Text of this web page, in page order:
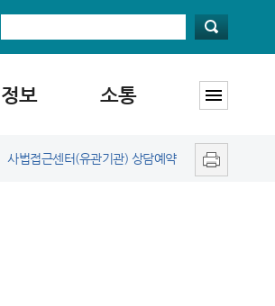
정보 소통
사법접근센터(유관기관) 상담예약